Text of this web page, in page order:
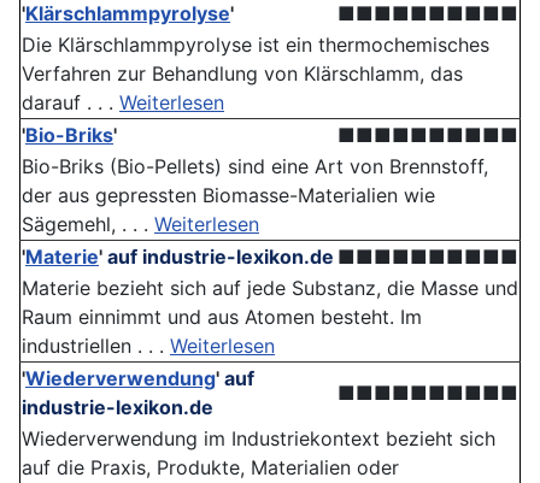
'Klärschlammpyrolyse'
■■■■■■■■■■
Die Klärschlammpyrolyse ist ein thermochemisches
Verfahren zur Behandlung von Klärschlamm, das
darauf . . . Weiterlesen
'Bio-Briks'
■■■■■■■■■■
Bio-Briks (Bio-Pellets) sind eine Art von Brennstoff,
der aus gepressten Biomasse-Materialien wie
Sägemehl, . . . Weiterlesen
'Materie' auf industrie-lexikon.de ■■■■■■■■■■
Materie bezieht sich auf jede Substanz, die Masse und
Raum einnimmt und aus Atomen besteht. Im
industriellen . . . Weiterlesen
'Wiederverwendung' auf
industrie-lexikon.de
■■■■■■■■■■
Wiederverwendung im Industriekontext bezieht sich
auf die Praxis, Produkte, Materialien oder